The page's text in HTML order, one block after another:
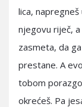
lica,
njegovu riječ,
zasmeta, da
prestane. A
tobom
okrećeš. Pa